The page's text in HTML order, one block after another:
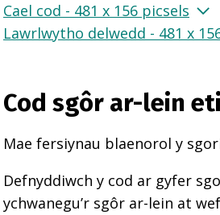
Cael cod - 481 x 156 picsels
Lawrlwytho delwedd - 481 x
Cod sgôr ar-lein
Mae fersiynau blaenorol y
Defnyddiwch y cod ar gyfer
ychwanegu’r sgôr ar-lein at